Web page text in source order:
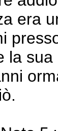
era
la